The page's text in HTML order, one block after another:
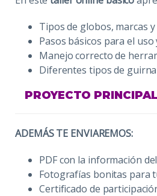
Tipos de globos, marcas
Pasos básicos para el
Manejo correcto de
Diferentes tipos de
PROYECTO
ADEMÁS TE ENVIAREMOS:
PDF con la información
Fotografías bonitas para
Certificado de